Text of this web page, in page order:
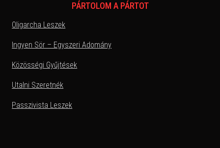
PÁRTOLOM A PÁRTOT
Oligarcha Leszek
Ingyen Sör – Egyszeri Adomány
Közösségi Gyűjtések
Utalni Szeretnék
Passzivista Leszek